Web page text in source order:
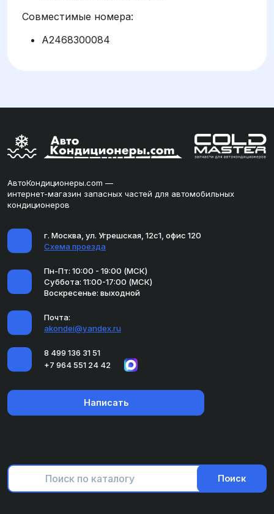
Совместимые номера:
A2468300084
АвтоКондиционеры.com —
интернет-магазин запасных частей для автомобильных
кондиционеров
г. Москва, ул. Угрешская, 12с1, офис 120
Схема проезда
Пн-Пт: 10:00 - 19:00 (МСК)
Суббота: 11:00-17:00 (МСК)
Воскресенье: выходной
Почта:
akondei@yandex.ru
8 499 136 31 51
+7 964 551 24 42
Написать
Поиск